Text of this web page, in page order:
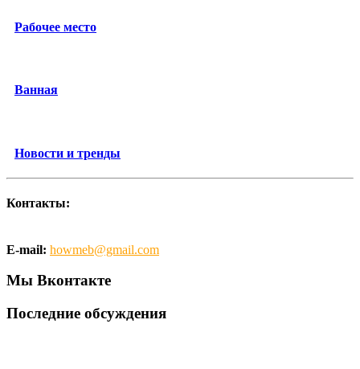
Рабочее место
Ванная
Новости и тренды
Контакты:
E-mail: howmeb@gmail.com
Мы Вконтакте
Последние обсуждения